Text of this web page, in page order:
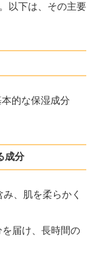
以下は、その主要
本的な保湿成分
成分
、肌を柔らかく
を届け、長時間の